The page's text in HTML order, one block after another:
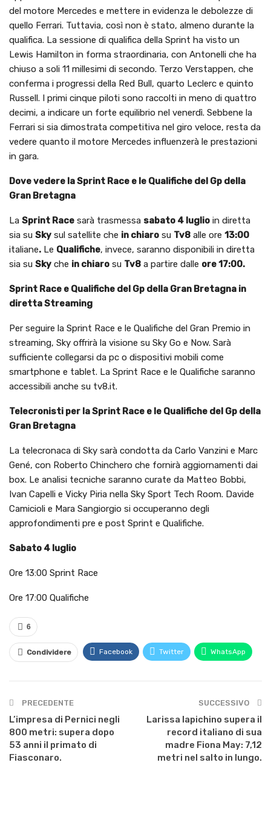
del motore Mercedes e mettere in evidenza le debolezze di
quello Ferrari. Tuttavia, così non è stato, almeno durante la
qualifica. La sessione di qualifica della Sprint ha visto un
Lewis Hamilton in forma straordinaria, con Antonelli che ha
chiuso a soli 11 millesimi di secondo. Terzo Verstappen, che
conferma i progressi della Red Bull, quarto Leclerc e quinto
Russell. I primi cinque piloti sono raccolti in meno di quattro
decimi, a indicare un forte equilibrio nel venerdì. Sebbene la
Ferrari si sia dimostrata competitiva nel giro veloce, resta da
vedere quanto il motore Mercedes influenzerà le prestazioni
in gara.
Dove vedere la Sprint Race e le Qualifiche del Gp della
Gran Bretagna
La Sprint Race sarà trasmessa sabato 4 luglio in diretta
sia su Sky sul satellite che in chiaro su Tv8 alle ore 13:00
italiane. Le Qualifiche, invece, saranno disponibili in diretta
sia su Sky che in chiaro su Tv8 a partire dalle ore 17:00.
Sprint Race e Qualifiche del Gp della Gran Bretagna in
diretta Streaming
Per seguire la Sprint Race e le Qualifiche del Gran Premio in
streaming, Sky offrirà la visione su Sky Go e Now. Sarà
sufficiente collegarsi da pc o dispositivi mobili come
smartphone e tablet. La Sprint Race e le Qualifiche saranno
accessibili anche su tv8.it.
Telecronisti per la Sprint Race e le Qualifiche del Gp della
Gran Bretagna
La telecronaca di Sky sarà condotta da Carlo Vanzini e Marc
Gené, con Roberto Chinchero che fornirà aggiornamenti dai
box. Le analisi tecniche saranno curate da Matteo Bobbi,
Ivan Capelli e Vicky Piria nella Sky Sport Tech Room. Davide
Camicioli e Mara Sangiorgio si occuperanno degli
approfondimenti pre e post Sprint e Qualifiche.
Sabato 4 luglio
Ore 13:00 Sprint Race
Ore 17:00 Qualifiche
6
Condividere Facebook Twitter WhatsApp
PRECEDENTE
L’impresa di Pernici negli
800 metri: supera dopo
53 anni il primato di
Fiasconaro.
SUCCESSIVO
Larissa Iapichino supera il
record italiano di sua
madre Fiona May: 7,12
metri nel salto in lungo.